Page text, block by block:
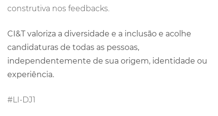
construtiva nos feedbacks.
CI&T valoriza a diversidade e a inclusão e acolhe
candidaturas de todas as pessoas,
independentemente de sua origem, identidade ou
experiência.
#LI-DJ1